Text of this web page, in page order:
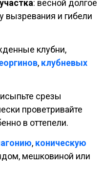
: весной долгое
вызревания и гибели
клубни,
, клубневых
срезы
проветривайте
в оттепели.
, коническую
мешковиной или